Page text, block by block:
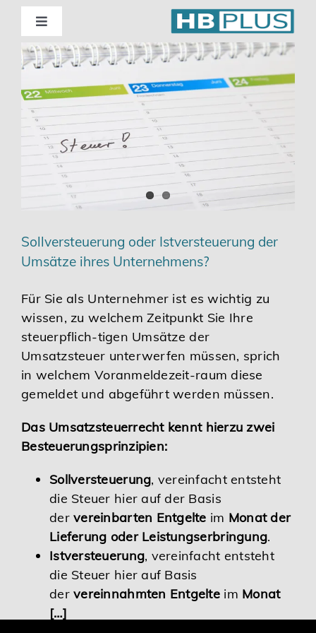
Skip
content
Toggle
Navigation
Standorte
Beratung
Wirtschaftsprüfung
Unternehmensberatung
Themenschwerpunkte
Digitalisierung | Steuerberatung
Karriere
Services
Sollversteuerung oder Istversteuerung der
Umsätze ihres Unternehmens?
Für Sie als Unternehmer ist es wichtig zu
wissen, zu welchem Zeitpunkt Sie Ihre
steuerpflich-tigen Umsätze der
Umsatzsteuer unterwerfen müssen, sprich
in welchem Voranmeldezeit-raum diese
gemeldet und abgeführt werden müssen.
Das Umsatzsteuerrecht kennt hierzu zwei
Besteuerungsprinzipien:
Sollversteuerung, vereinfacht entsteht
die Steuer hier auf der Basis
dervereinbarten Entgelte im Monat der
Lieferung oder Leistungserbringung.
Istversteuerung, vereinfacht entsteht
die Steuer hier auf Basis
dervereinnahmten Entgelte im Monat
[…]